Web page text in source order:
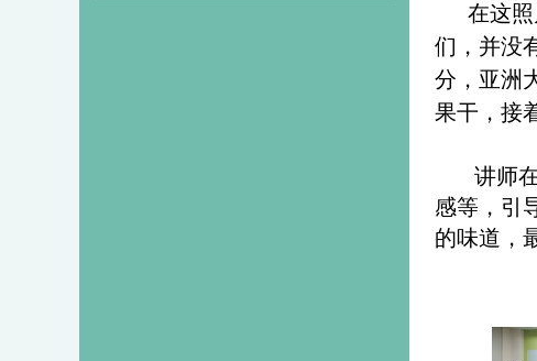
在这
们，并没
分，亚洲
果干，接
讲师在
感等，引
的味道，